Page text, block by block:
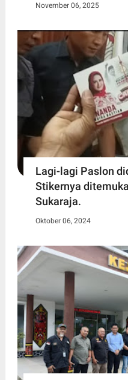
November 06, 2025
Lagi-lagi Paslon
Stikernya
Sukaraja.
Oktober 06, 2024